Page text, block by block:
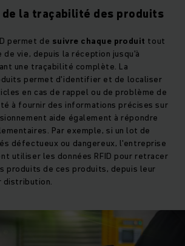
la traçabilité des produits
permet de suivre chaque produit tout
de vie, depuis la réception jusqu'à
une traçabilité complète. La
permet d'identifier et de localiser
en cas de rappel ou de problème de
à fournir des informations précises sur
aide également à répondre
Par exemple, si un lot de
défectueux ou dangereux, l'entreprise
utiliser les données RFID pour retracer
produits de ces produits, depuis leur
distribution.